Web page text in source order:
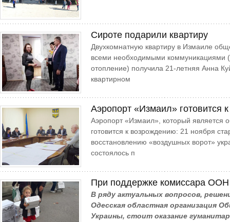
Сироте подарили квартиру
Двухкомнатную квартиру в Измаиле
всеми необходимыми коммуникациями
отопление) получила 21-летняя Анна
квартирном
Аэропорт «Измаил» готовится
Аэропорт «Измаил», который является
готовится к возрождению: 21 ноября
восстановлению «воздушных ворот»
состоялось п
При поддержке комиссара ООН
В ряду актуальных вопросов,
Одесская областная организация
Украины, стоит оказание